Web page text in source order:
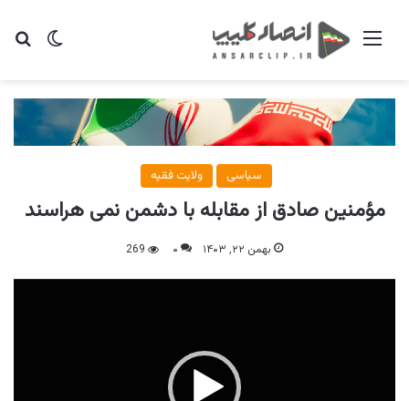
تغییر منو
سیاسی ولایت فقیه
مؤمنین صادق از مقابله با دشمن نمی هراسند
بهمن ۲۲, ۱۴۰۳ ۰ 269
نمایشگر